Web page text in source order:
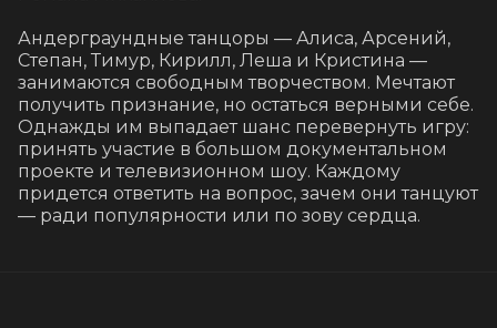
Андерграундные танцоры — Алиса, Арсений,
Степан, Тимур, Кирилл, Леша и Кристина —
занимаются свободным творчеством. Мечтают
получить признание, но остаться верными себе.
Однажды им выпадает шанс перевернуть игру:
принять участие в большом документальном
проекте и телевизионном шоу. Каждому
придется ответить на вопрос, зачем они танцуют
— ради популярности или по зову сердца.